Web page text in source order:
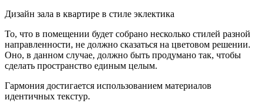
Дизайн зала в квартире в стиле эклектика
То, что в помещении будет собрано несколько стилей разной
направленности, не должно сказаться на цветовом решении.
Оно, в данном случае, должно быть продумано так, чтобы
сделать пространство единым целым.
Гармония достигается использованием материалов
идентичных текстур.